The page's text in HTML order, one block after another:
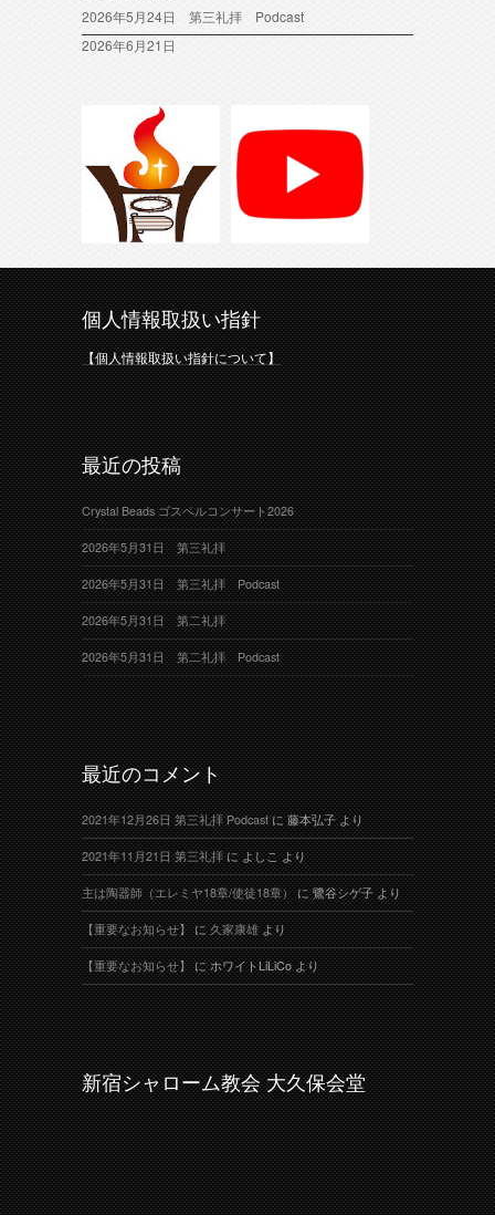
2026年5月24日 第三礼拝 Podcast
2026年6月21日
個人情報取扱い指針
【個人情報取扱い指針について】
最近の投稿
Crystal Beads ゴスペルコンサート2026
2026年5月31日 第三礼拝
2026年5月31日 第三礼拝 Podcast
2026年5月31日 第二礼拝
2026年5月31日 第二礼拝 Podcast
最近のコメント
2021年12月26日 第三礼拝 Podcastに藤本弘子より
2021年11月21日 第三礼拝によしこより
主は陶器師（エレミヤ18章/使徒18章）に鷺谷シゲ子より
【重要なお知らせ】に久家康雄より
【重要なお知らせ】にホワイトLiLiCoより
新宿シャローム教会 大久保会堂